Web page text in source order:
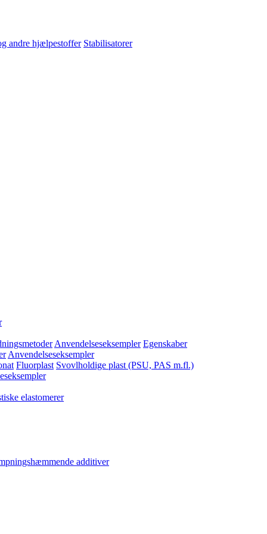
andre hjælpestoffer Stabilisatorer
Anvendelseseksempler Egenskaber
Anvendelseseksempler
Fluorplast Svovlholdige plast (PSU, PAS m.fl.)
elastomerer
additiver